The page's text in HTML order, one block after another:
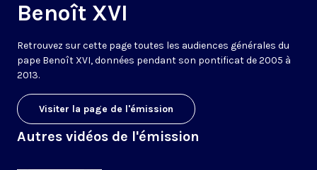
Benoît XVI
Retrouvez sur cette page toutes les audiences générales du
pape Benoît XVI, données pendant son pontificat de 2005 à
2013.
Visiter la page de l'émission
Autres vidéos de l'émission